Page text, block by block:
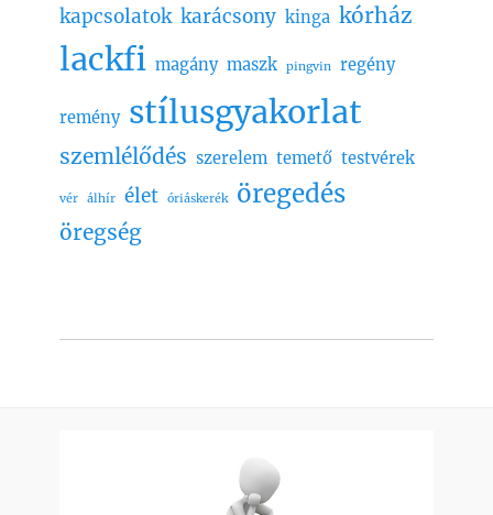
kapcsolatok karácsony kinga kórház
lackfi magány maszk pingvin regény
remény stílusgyakorlat
szemlélődés szerelem temető testvérek
vér álhír élet óriáskerék öregedés
öregség